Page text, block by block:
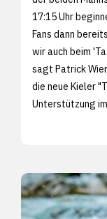
17:15 Uhr
Fans dann
wir auch beim
sagt Patrick
die neue Kieler
Unterstützung